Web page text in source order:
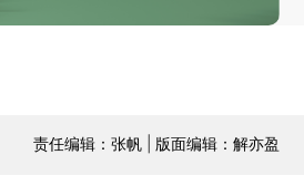
责任编辑：张帆 | 版面编辑：解亦盈